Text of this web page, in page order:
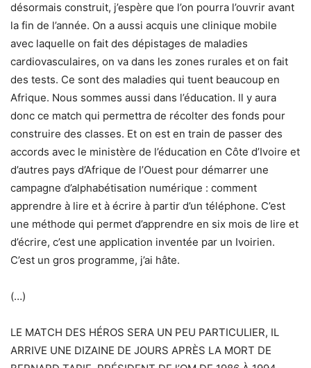
désormais construit, j’espère que l’on pourra l’ouvrir avant
la fin de l’année. On a aussi acquis une clinique mobile
avec laquelle on fait des dépistages de maladies
cardiovasculaires, on va dans les zones rurales et on fait
des tests. Ce sont des maladies qui tuent beaucoup en
Afrique. Nous sommes aussi dans l’éducation. Il y aura
donc ce match qui permettra de récolter des fonds pour
construire des classes. Et on est en train de passer des
accords avec le ministère de l’éducation en Côte d’Ivoire et
d’autres pays d’Afrique de l’Ouest pour démarrer une
campagne d’alphabétisation numérique : comment
apprendre à lire et à écrire à partir d’un téléphone. C’est
une méthode qui permet d’apprendre en six mois de lire et
d’écrire, c’est une application inventée par un Ivoirien.
C’est un gros programme, j’ai hâte.
(…)
LE MATCH DES HÉROS SERA UN PEU PARTICULIER, IL
ARRIVE UNE DIZAINE DE JOURS APRÈS LA MORT DE